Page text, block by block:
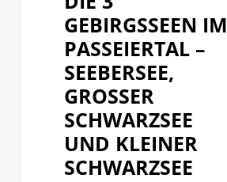
SchwarzseeGEBIRGSSEEN IM
PASSEIERTAL –
SEEBERSEE,
GROSSER S
CHWARZSEE U
ND KLEINER S
CHWARZSEE